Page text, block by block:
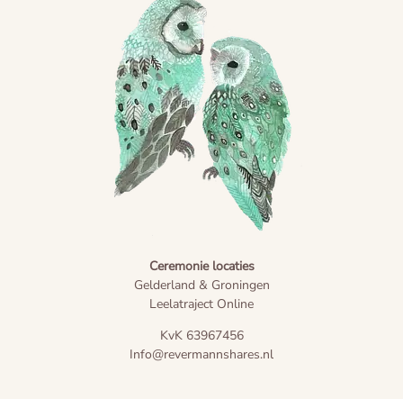
Ceremonie locaties
Gelderland & Groningen
Leelatraject Online
KvK 63967456
Info@revermannshares.nl